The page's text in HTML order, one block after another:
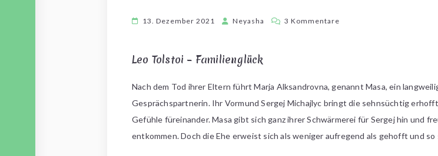
13. Dezember 2021 Neyasha 3 Kommentare
Leo Tolstoi – Familienglück
Nach dem Tod ihrer Eltern führt Marja Alksandrovna, genannt Masa, ein
Gesprächspartnerin. Ihr Vormund Sergej Michajlyc bringt die sehnsüchtig
Gefühle füreinander.Masa gibt sich ganz ihrer Schwärmerei für Sergej hin und
entkommen. Doch die Ehe erweist sich als weniger aufregend als gehofft und